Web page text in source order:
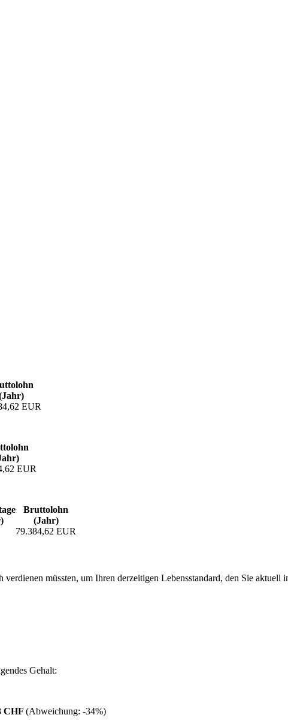
EUR
EUR
Bruttolohn
(Jahr)
79.384,62 EUR
müssten, um Ihren derzeitigen Lebensstandard, den Sie aktuell
Gehalt:
CHF (Abweichung: -34%)